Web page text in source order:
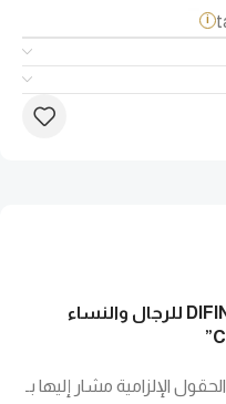
i
كن أول من يقيم “اطار طبي DIFINITY للرجال والنساء
الحقول الإلزامية مشار إليها بـ